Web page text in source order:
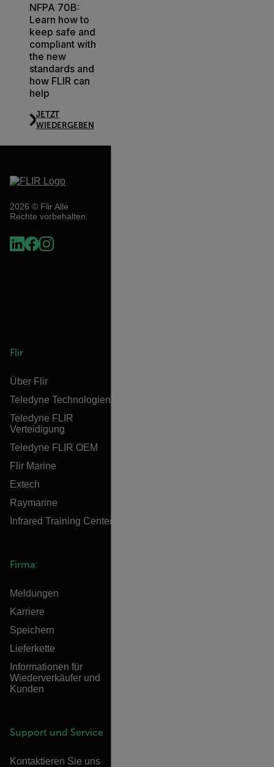
NFPA 70B:
Learn how to
keep safe and
compliant with
the new
standards and
how FLIR can
help
JETZT
WIEDERGEBEN
2026 © Flir Alle
Rechte vorbehalten.
Flir
Über Flir
Teledyne Technologien
Teledyne FLIR
Verteidigung
Teledyne FLIR OEM
Flir Marine
Extech
Raymarine
Infrared Training Center
Firma:
Meldungen
Karriere
Speichern
Lieferkette
Informationen für
Wiederverkäufer und
Kunden
Support und Service
Kontaktieren Sie uns